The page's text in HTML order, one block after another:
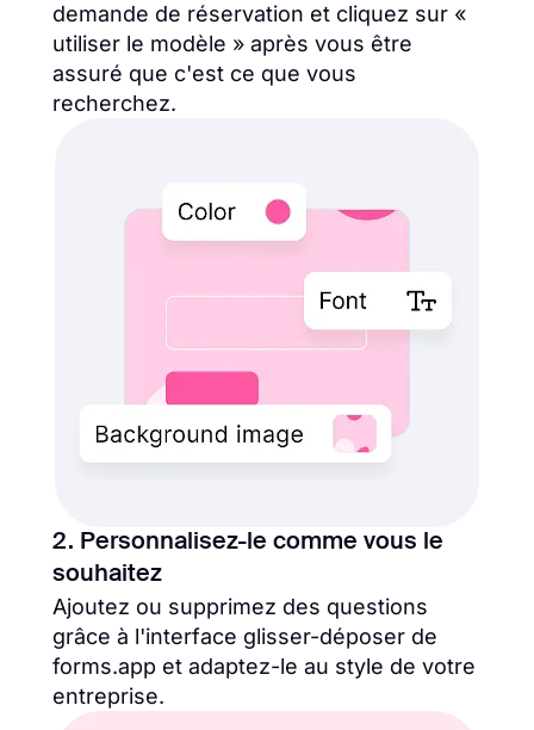
demande de réservation et cliquez sur «
utiliser le modèle » après vous être
assuré que c'est ce que vous
recherchez.
2. Personnalisez-le comme vous le
souhaitez
Ajoutez ou supprimez des questions
grâce à l'interface glisser-déposer de
forms.app et adaptez-le au style de votre
entreprise.